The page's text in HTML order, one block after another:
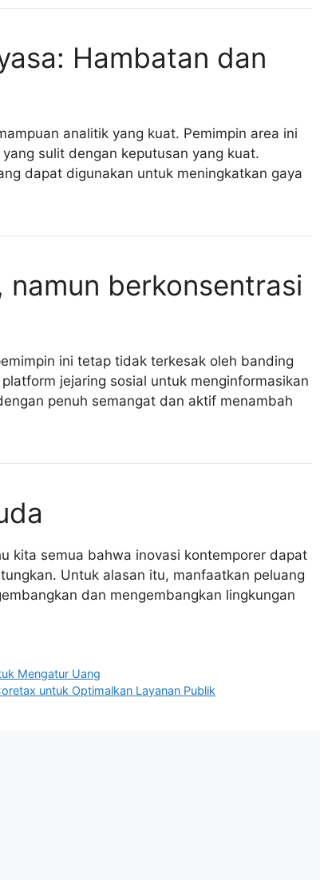
Hambatan dan
analitik yang kuat. Pemimpin area ini
sulit dengan keputusan yang kuat.
dapat digunakan untuk meningkatkan gaya
berkonsentrasi
ini tetap tidak terkesak oleh banding
jejaring sosial untuk menginformasikan
penuh semangat dan aktif menambah
kita semua bahwa inovasi kontemporer dapat
Untuk alasan itu, manfaatkan peluang
dan mengembangkan lingkungan
Mengatur Uang
untuk Optimalkan Layanan Publik